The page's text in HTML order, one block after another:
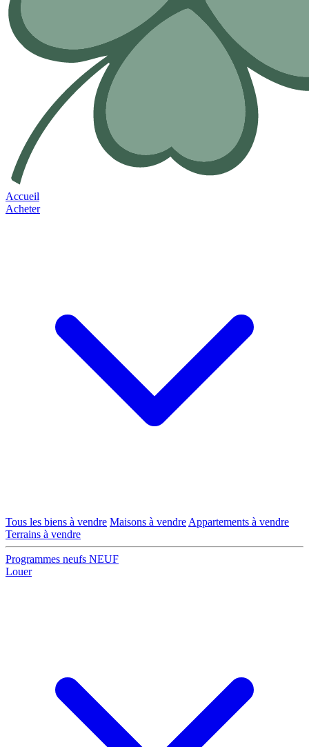
Accueil
Acheter
Tous les biens à vendre Maisons à vendre Appartements à vendre
Terrains à vendre
Programmes neufs NEUF
Louer